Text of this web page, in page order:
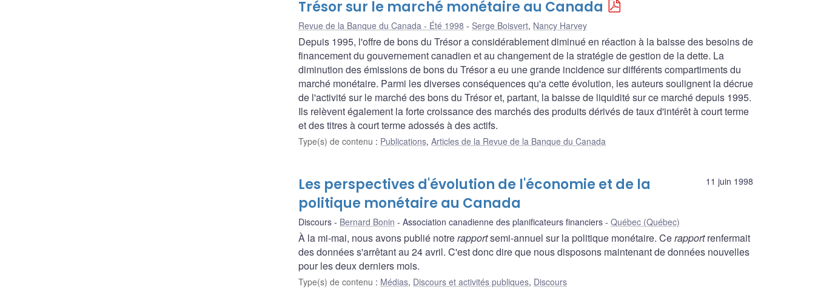
Trésor sur le marché monétaire au Canada
Revue de la Banque du Canada - Été 1998 Serge Boisvert, Nancy Harvey
Depuis 1995, l'offre de bons du Trésor a considérablement diminué en réaction à la baisse des besoins de
financement du gouvernement canadien et au changement de la stratégie de gestion de la dette. La
diminution des émissions de bons du Trésor a eu une grande incidence sur différents compartiments du
marché monétaire. Parmi les diverses conséquences qu'a cette évolution, les auteurs soulignent la décrue
de l'activité sur le marché des bons du Trésor et, partant, la baisse de liquidité sur ce marché depuis 1995.
Ils relèvent également la forte croissance des marchés des produits dérivés de taux d'intérêt à court terme
et des titres à court terme adossés à des actifs.
Type(s) de contenu : Publications, Articles de la Revue de la Banque du Canada
11 juin 1998
Les perspectives d'évolution de l'économie et de la
politique monétaire au Canada
Discours Bernard Bonin Association canadienne des planificateurs financiers Québec (Québec)
À la mi-mai, nous avons publié notrerapportsemi-annuel sur la politique monétaire. Cerapportrenfermait
des données s'arrêtant au 24 avril. C'est donc dire que nous disposons maintenant de données nouvelles
pour les deux derniers mois.
Type(s) de contenu : Médias, Discours et activités publiques, Discours